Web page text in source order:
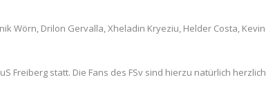
Wörn, Drilon Gervalla, Xheladin Kryeziu, Helder Costa,
Freiberg statt. Die Fans des FSv sind hierzu natürlich